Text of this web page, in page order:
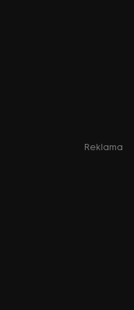
Reklama